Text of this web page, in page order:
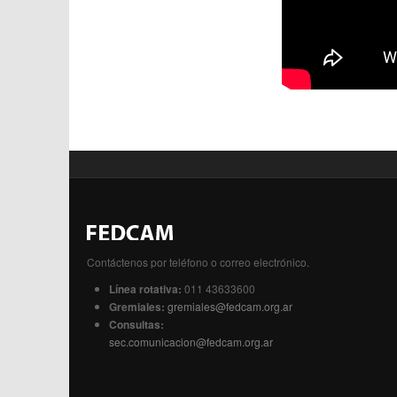
Contáctenos por teléfono o correo electrónico.
Línea rotativa: 011 43633600
Gremiales: gremiales@fedcam.org.ar
Consultas:
sec.comunicacion@fedcam.org.ar